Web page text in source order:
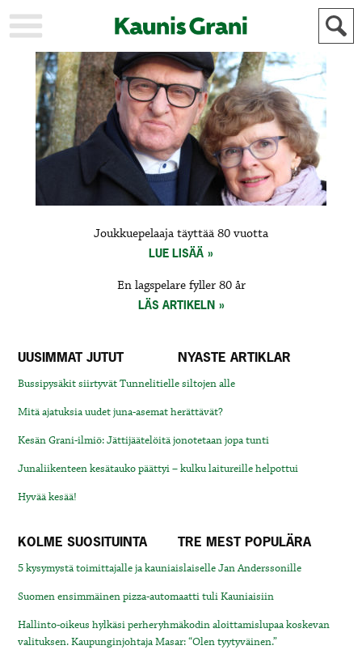
KAUPUNKI
STADEN
AJANKOHTAISTA
AKTUELLT
URHEILU
IDROTT
KULTTUURI
KULTUR
HISTORIA
HISTORIA
ALLMÄN
MAINOSTAJILLE
FÖR
ANNONSÖRER
Joukkuepelaaja täyttää 80 vuotta
LUE LISÄÄ
En lagspelare fyller 80 år
LÄS ARTIKELN
UUSIMMAT JUTUT NYASTE ARTIKLAR
Bussipysäkit siirtyvät Tunnelitielle siltojen alle
Mitä ajatuksia uudet juna-asemat herättävät?
Kesän Grani-ilmiö: Jättijäätelöitä jonotetaan jopa tunti
Junaliikenteen kesätauko päättyi – kulku laitureille helpottui
Hyvää kesää!
KOLME SUOSITUINTA TRE MEST POPULÄRA
5 kysymystä toimittajalle ja kauniaislaiselle Jan Anderssonille
Suomen ensimmäinen pizza-automaatti tuli Kauniaisiin
Hallinto-oikeus hylkäsi perheryhmäkodin aloittamislupaa koskevan
valituksen. Kaupunginjohtaja Masar: “Olen tyytyväinen.”